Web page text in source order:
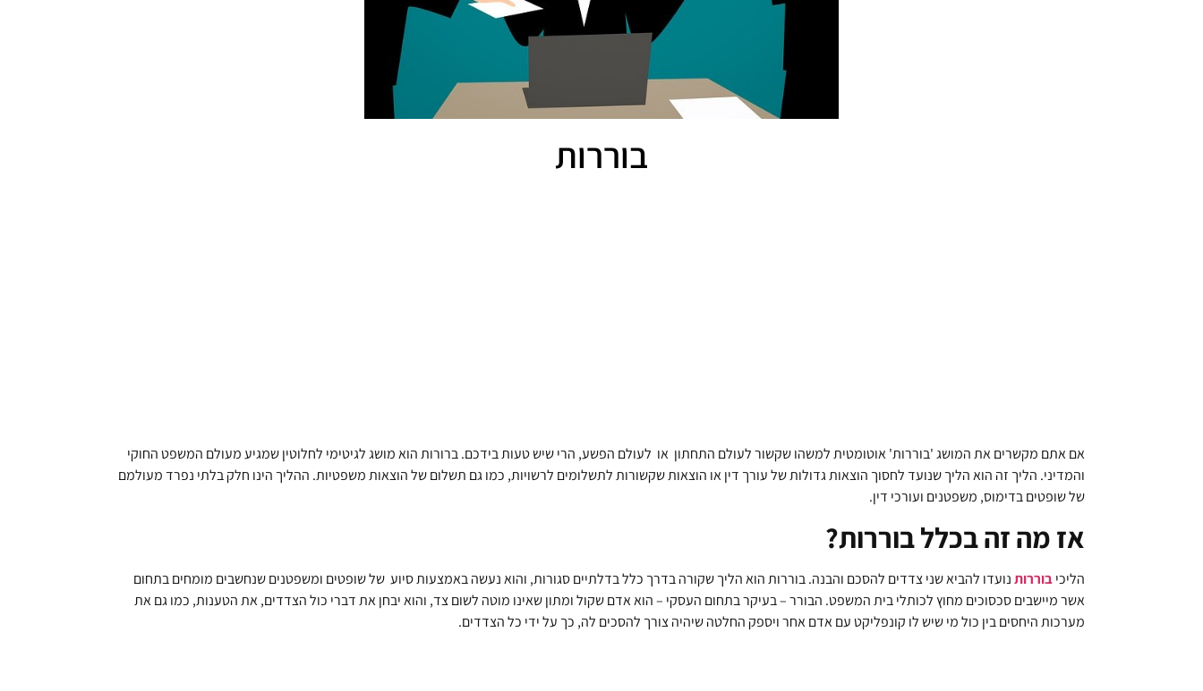
בוררות
אם אתם מקשרים את המושג 'בוררות' אוטומטית למשהו שקשור לעולם התחתון או לעולם הפשע, הרי שיש טעות בידכם. ברורות הוא מושג לגיטימי לחלוטין שמגיע מעולם המשפט החוקי
והמדיני. הליך זה הוא הליך שנועד לחסוך הוצאות גדולות של עורך דין או הוצאות שקשורות לתשלומים לרשויות, כמו גם תשלום של הוצאות משפטיות. ההליך הינו חלק בלתי נפרד מעולמם
של שופטים בדימוס, משפטנים ועורכי דין.
אז מה זה בכלל בוררות?
הליכיבוררותנועדו להביא שני צדדים להסכם והבנה. בוררות הוא הליך שקורה בדרך כלל בדלתיים סגורות, והוא נעשה באמצעות סיוע של שופטים ומשפטנים שנחשבים מומחים בתחום
אשר מיישבים סכסוכים מחוץ לכותלי בית המשפט. הבורר – בעיקר בתחום העסקי – הוא אדם שקול ומתון שאינו מוטה לשום צד, והוא יבחן את דברי כול הצדדים, את הטענות, כמו גם את
מערכות היחסים בין כול מי שיש לו קונפליקט עם אדם אחר ויספק החלטה שיהיה צורך להסכים לה, כך על ידי כל הצדדים.